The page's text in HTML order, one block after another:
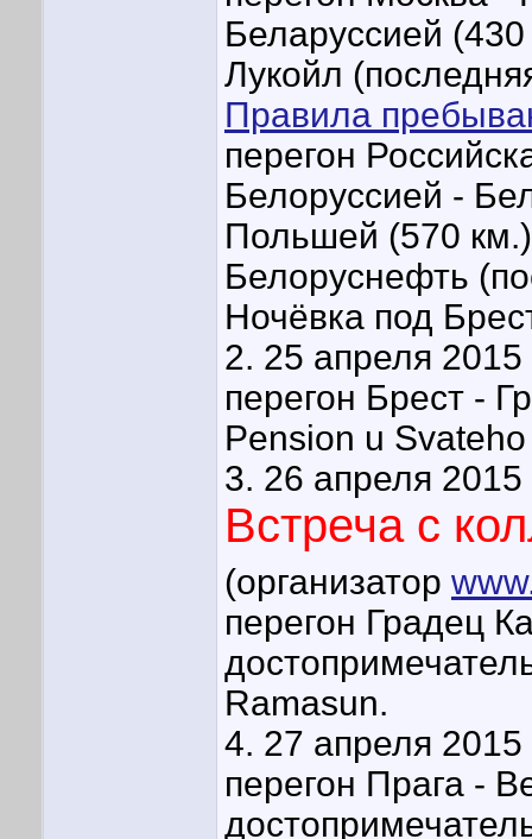
Беларуссией
Лукойл
Правила
перегон
Белоруссией -
Польшей (570
Белоруснефть
Ночёвка под
2. 25 апреля 2015
перегон Брест -
Pension u
3. 26 апреля 2015
Встреча с
(организатор
перегон Градец
Ramasun.
4. 27 апреля 2015
перегон Прага -